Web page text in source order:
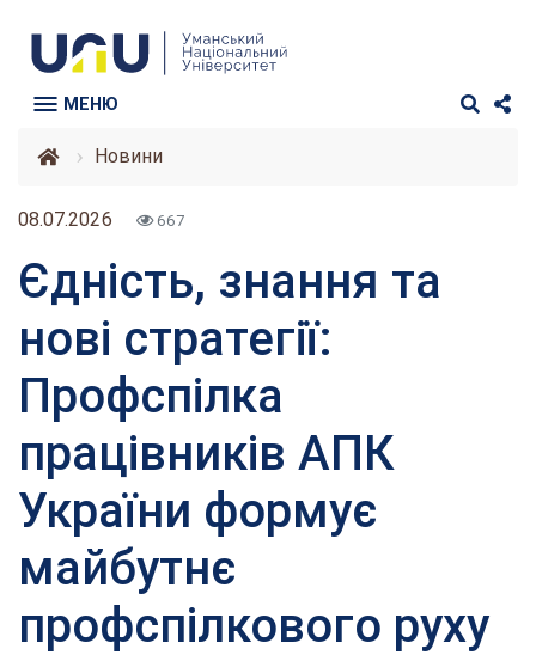
МЕНЮ
Новини
08.07.2026 667
Єдність, знання та
нові стратегії:
Профспілка
працівників АПК
України формує
майбутнє
профспілкового руху